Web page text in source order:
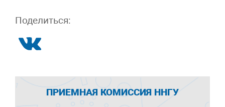
Поделиться:
ПРИЕМНАЯ КОМИССИЯ ННГУ